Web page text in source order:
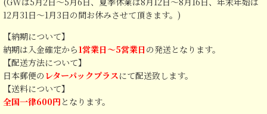
12月31日～1月3日の間お休みさせて頂きます。)
【納期について】
納期は入金確定から1営業日～5営業日の発送となります。
【配送方法について】
日本郵便の レターパックプラスにて配送致します。
【送料について】
全国一律600円 となります。